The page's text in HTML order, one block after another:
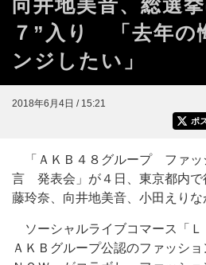
向井地美音、総選
７”入り 「去年の
ンジしたい」
2018年6月4日 / 15:21
ポ
「ＡＫＢ４８グループ ファッ
言 発表会」が４日、東京都内で
藤玲奈、向井地美音、小田えりな
ソーシャルライブコマース「
ＡＫＢグループ公認のファッシ